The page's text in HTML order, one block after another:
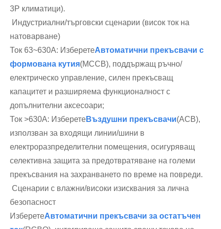
3P климатици).
Индустриални/търговски сценарии (висок ток на
натоварване)
Ток 63~630A: ИзберетеАвтоматични прекъсвачи с
формована кутия(MCCB), поддържащ ръчно/
електрическо управление, силен прекъсващ
капацитет и разширяема функционалност с
допълнителни аксесоари;
Ток >630A: ИзберетеВъздушни прекъсвачи(ACB),
използван за входящи линии/шини в
електроразпределителни помещения, осигуряващ
селективна защита за предотвратяване на големи
прекъсвания на захранването по време на повреди.
Сценарии с влажни/високи изисквания за лична
безопасност
ИзберетеАвтоматични прекъсвачи за остатъчен